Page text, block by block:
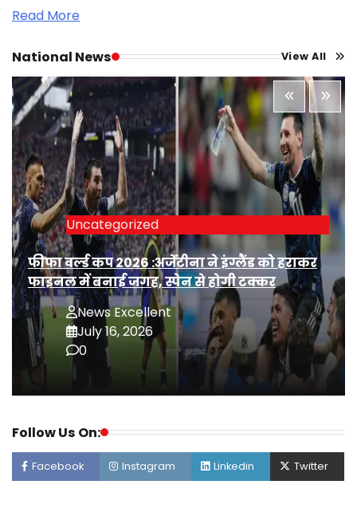
Read More
National News View All
Uncategorized
फीफा वर्ल्ड कप 2026 :अर्जेंटीना ने इंग्लैंड को हराकर
फाइनल में बनाई जगह, स्पेन से होगी टक्कर
News Excellent
July 16, 2026
0
Follow Us On:
Facebook Instagram Linkedin Twitter